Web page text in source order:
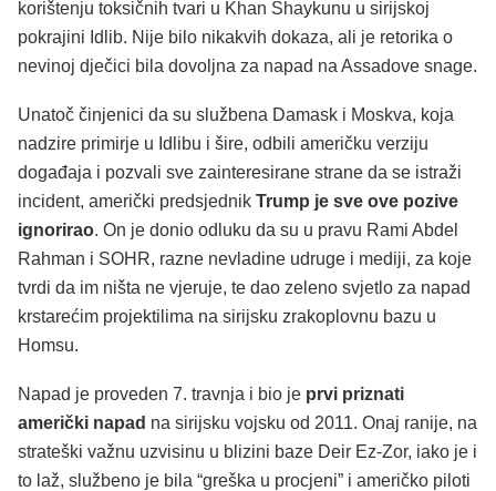
korištenju toksičnih tvari u Khan Shaykunu u sirijskoj
pokrajini Idlib. Nije bilo nikakvih dokaza, ali je retorika o
nevinoj dječici bila dovoljna za napad na Assadove snage.
Unatoč činjenici da su službena Damask i Moskva, koja
nadzire primirje u Idlibu i šire, odbili američku verziju
događaja i pozvali sve zainteresirane strane da se istraži
incident, američki predsjednik Trump je sve ove pozive
ignorirao. On je donio odluku da su u pravu Rami Abdel
Rahman i SOHR, razne nevladine udruge i mediji, za koje
tvrdi da im ništa ne vjeruje, te dao zeleno svjetlo za napad
krstarećim projektilima na sirijsku zrakoplovnu bazu u
Homsu.
Napad je proveden 7. travnja i bio je prvi priznati
američki napad na sirijsku vojsku od 2011. Onaj ranije, na
strateški važnu uzvisinu u blizini baze Deir Ez-Zor, iako je i
to laž, službeno je bila “greška u procjeni” i američko piloti